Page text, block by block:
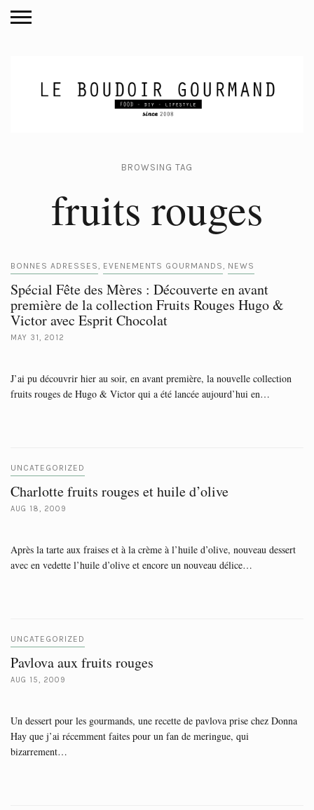
BROWSING TAG
fruits rouges
BONNES ADRESSES, EVENEMENTS GOURMANDS, NEWS
Spécial Fête des Mères : Découverte en avant
première de la collection Fruits Rouges Hugo &
Victor avec Esprit Chocolat
MAY 31, 2012
J’ai pu découvrir hier au soir, en avant première, la nouvelle collection
fruits rouges de Hugo & Victor qui a été lancée aujourd’hui en…
UNCATEGORIZED
Charlotte fruits rouges et huile d’olive
AUG 18, 2009
Après la tarte aux fraises et à la crème à l’huile d’olive, nouveau dessert
avec en vedette l’huile d’olive et encore un nouveau délice…
UNCATEGORIZED
Pavlova aux fruits rouges
AUG 15, 2009
Un dessert pour les gourmands, une recette de pavlova prise chez Donna
Hay que j’ai récemment faites pour un fan de meringue, qui
bizarrement…